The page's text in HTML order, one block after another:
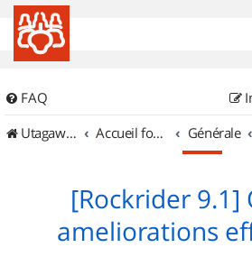
FAQ
UtagawaVTT (Randos VTT et VTTAE avec traces GPS)
Accueil forum Générale
[Rockrider 9.1]
ameliorations